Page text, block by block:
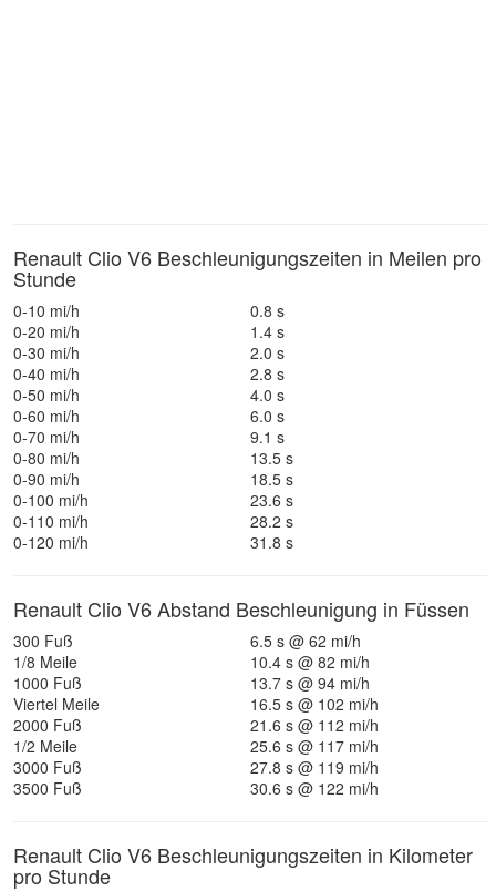
Renault Clio V6 Beschleunigungszeiten in Meilen pro
Stunde
0-10 mi/h
0.8 s
0-20 mi/h
1.4 s
0-30 mi/h
2.0 s
0-40 mi/h
2.8 s
0-50 mi/h
4.0 s
0-60 mi/h
6.0 s
0-70 mi/h
9.1 s
0-80 mi/h
13.5 s
0-90 mi/h
18.5 s
0-100 mi/h
23.6 s
0-110 mi/h
28.2 s
0-120 mi/h
31.8 s
Renault Clio V6 Abstand Beschleunigung in Füssen
300 Fuß
6.5 s @ 62 mi/h
1/8 Meile
10.4 s @ 82 mi/h
1000 Fuß
13.7 s @ 94 mi/h
Viertel Meile
16.5 s @ 102 mi/h
2000 Fuß
21.6 s @ 112 mi/h
1/2 Meile
25.6 s @ 117 mi/h
3000 Fuß
27.8 s @ 119 mi/h
3500 Fuß
30.6 s @ 122 mi/h
Renault Clio V6 Beschleunigungszeiten in Kilometer
pro Stunde